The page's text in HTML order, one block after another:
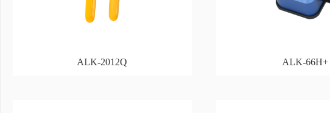
ALK-2012Q ALK-66H+